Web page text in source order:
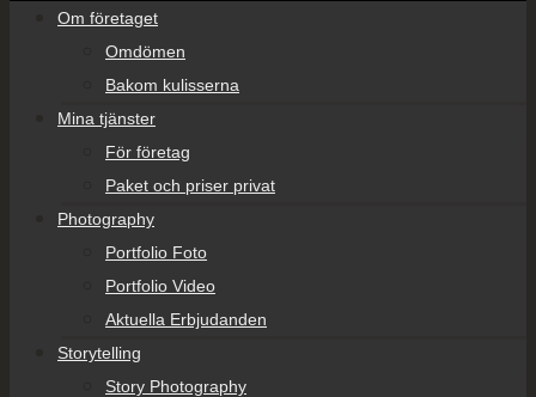
Om företaget
Omdömen
Bakom kulisserna
Mina tjänster
För företag
Paket och priser privat
Photography
Portfolio Foto
Portfolio Video
Aktuella Erbjudanden
Storytelling
Story Photography